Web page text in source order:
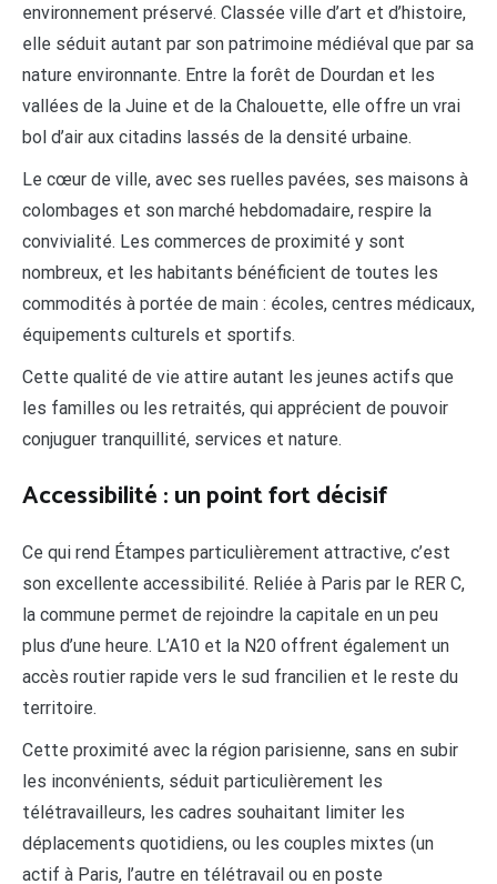
environnement préservé. Classée ville d’art et d’histoire,
elle séduit autant par son patrimoine médiéval que par sa
nature environnante. Entre la forêt de Dourdan et les
vallées de la Juine et de la Chalouette, elle offre un vrai
bol d’air aux citadins lassés de la densité urbaine.
Le cœur de ville, avec ses ruelles pavées, ses maisons à
colombages et son marché hebdomadaire, respire la
convivialité. Les commerces de proximité y sont
nombreux, et les habitants bénéficient de toutes les
commodités à portée de main : écoles, centres médicaux,
équipements culturels et sportifs.
Cette qualité de vie attire autant les jeunes actifs que
les familles ou les retraités, qui apprécient de pouvoir
conjuguer tranquillité, services et nature.
Accessibilité : un point fort décisif
Ce qui rend Étampes particulièrement attractive, c’est
son excellente accessibilité. Reliée à Paris par le RER C,
la commune permet de rejoindre la capitale en un peu
plus d’une heure. L’A10 et la N20 offrent également un
accès routier rapide vers le sud francilien et le reste du
territoire.
Cette proximité avec la région parisienne, sans en subir
les inconvénients, séduit particulièrement les
télétravailleurs, les cadres souhaitant limiter les
déplacements quotidiens, ou les couples mixtes (un
actif à Paris, l’autre en télétravail ou en poste